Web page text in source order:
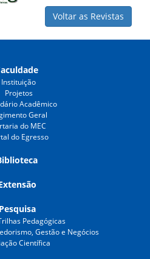
Voltar as Revistas
Instituição
Projetos
Acadêmico
Geral
do MEC
do Egresso
Pesquisa
Pedagógicas
Gestão e Negócios
Científica